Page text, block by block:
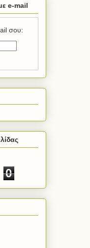
e-mail
σου:
0